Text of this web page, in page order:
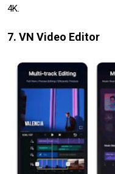
4K.
7. VN Video Editor